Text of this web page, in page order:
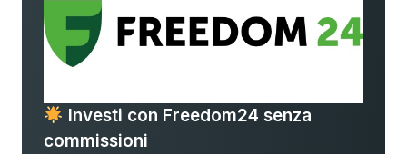
Investi con Freedom24 senza
commissioni